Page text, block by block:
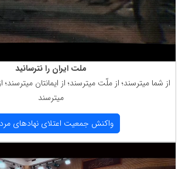
ملت ایران را نترسانید
از شما میترسند؛ از ملّت میترسند؛ از ایمانتان
میترسند
واكنش جمعیت اعتلای نهادهای